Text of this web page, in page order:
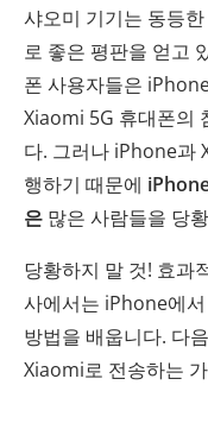
샤오미 기기는 동등
로 좋은 평판을 얻고
폰 사용자들은
Xiaomi 5G 휴대폰의
다. 그러나 iPhone과
행하기 때문에
은 많은 사람들을 당
당황하지 말 것! 효과
사에서는 iPhone에
방법을 배웁니다. 다
Xiaomi로 전송하는